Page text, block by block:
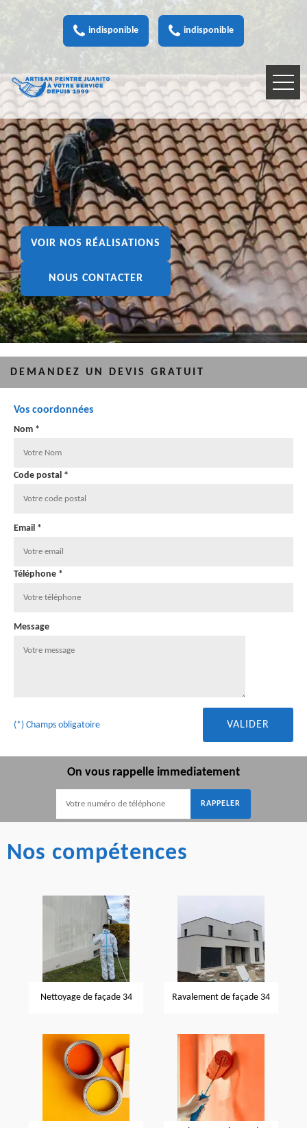
indisponible indisponible
VOIR NOS RÉALISATIONS
NOUS CONTACTER
DEMANDEZ UN DEVIS GRATUIT
Vos coordonnées
Nom *
Code postal *
Email *
Téléphone *
Message
(*) Champs obligatoire
On vous rappelle immediatement
Nos compétences
Nettoyage de façade 34 Ravalement de façade 34